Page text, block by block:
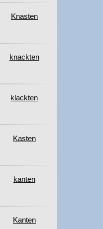
Knasten
knackten
klackten
Kasten
kanten
Kanten